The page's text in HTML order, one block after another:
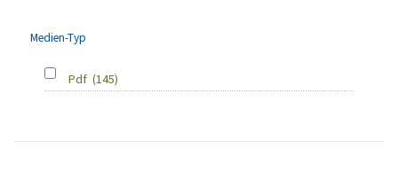
Medien-Typ
Pdf (145)